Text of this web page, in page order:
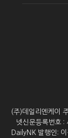
(주)데일리엔케이
넷신문등록번호
DailyNK 발행인: